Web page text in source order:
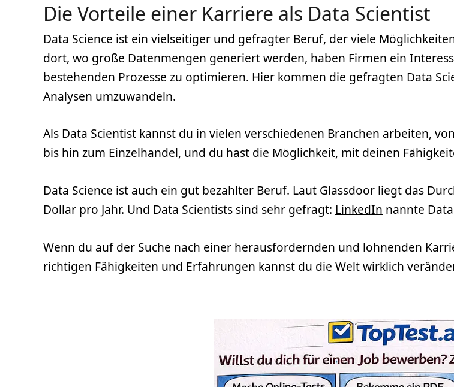
Die Vorteile einer Karriere als Data Scientist
Data Science ist ein vielseitiger und gefragter Beruf, der viele
dort, wo große Datenmengen generiert werden, haben Firmen ein
bestehenden Prozesse zu optimieren. Hier kommen die gefragten Data
Analysen umzuwandeln.
Als Data Scientist kannst du in vielen verschiedenen Branchen arbeiten,
bis hin zum Einzelhandel, und du hast die Möglichkeit, mit deinen
Data Science ist auch ein gut bezahlter Beruf. Laut Glassdoor liegt das
Dollar pro Jahr. Und Data Scientists sind sehr gefragt: LinkedIn nannte
Wenn du auf der Suche nach einer herausfordernden und lohnenden
richtigen Fähigkeiten und Erfahrungen kannst du die Welt wirklich